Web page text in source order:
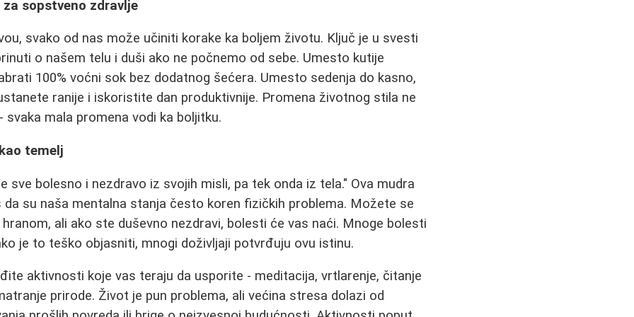
sopstveno zdravlje
svako od nas može učiniti korake ka boljem životu. Ključ je u svesti
o našem telu i duši ako ne počnemo od sebe. Umesto kutije
100% voćni sok bez dodatnog šećera. Umesto sedenja do kasno,
ranije i iskoristite dan produktivnije. Promena životnog stila ne
mala promena vodi ka boljitku.
temelj
sve bolesno i nezdravo iz svojih misli, pa tek onda iz tela." Ova mudra
da su naša mentalna stanja često koren fizičkih problema. Možete se
ali ako ste duševno nezdravi, bolesti će vas naći. Mnoge bolesti
je to teško objasniti, mnogi doživljaji potvrđuju ovu istinu.
aktivnosti koje vas teraju da usporite - meditacija, vrtlarenje, čitanje
prirode. Život je pun problema, ali većina stresa dolazi od